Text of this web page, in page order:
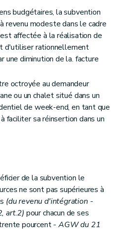
budgétaires, la subvention
revenu modeste dans le cadre
affectée à la réalisation de
d'utiliser rationnellement
une diminution de la. facture
octroyée au demandeur
ou un chalet situé dans un
de week-end, en tant que
faciliter sa réinsertion dans un
de la subvention le
ne sont pas supérieures à
(du revenu d'intégration -
art.2) pour chacun de ses
pourcent- AGW du 21